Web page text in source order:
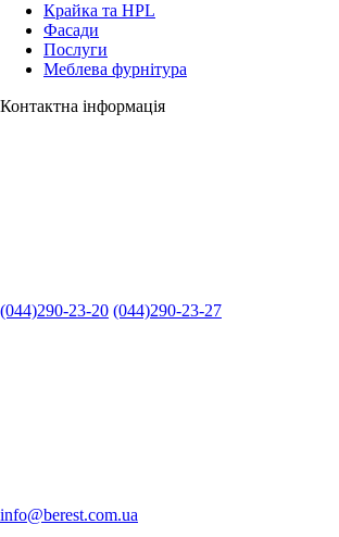
Крайка та HPL
Фасади
Послуги
Меблева фурнітура
Контактна інформація
(044)290-23-20 (044)290-23-27
info@berest.com.ua